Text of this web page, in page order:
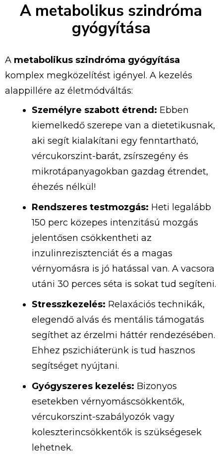
A metabolikus szindróma
gyógyítása
A metabolikus szindróma gyógyítása
komplex megközelítést igényel. A kezelés
alappillére az életmódváltás:
Személyre szabott étrend: Ebben
kiemelkedő szerepe van a dietetikusnak,
aki segít kialakítani egy fenntartható,
vércukorszint-barát, zsírszegény és
mikrotápanyagokban gazdag étrendet,
éhezés nélkül!
Rendszeres testmozgás: Heti legalább
150 perc közepes intenzitású mozgás
jelentősen csökkentheti az
inzulinrezisztenciát és a magas
vérnyomásra is jó hatással van. A vacsora
utáni 30 perces séta is sokat tud segíteni.
Stresszkezelés: Relaxációs technikák,
elegendő alvás és mentális támogatás
segíthet az érzelmi háttér rendezésében.
Ehhez pszichiáterünk is tud hasznos
segítséget nyújtani.
Gyógyszeres kezelés: Bizonyos
esetekben vérnyomáscsökkentők,
vércukorszint-szabályozók vagy
koleszterincsökkentők is szükségesek
lehetnek.